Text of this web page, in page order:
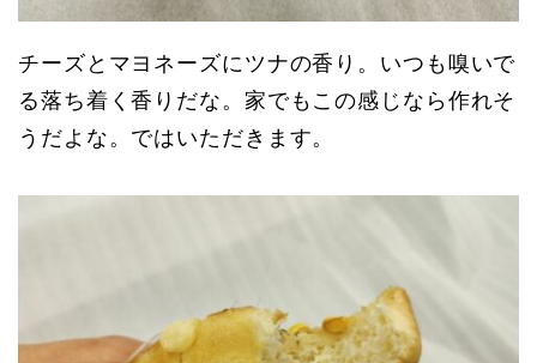
チーズとマヨネーズにツナの香り。いつも嗅いで
る落ち着く香りだな。家でもこの感じなら作れそ
うだよな。ではいただきます。